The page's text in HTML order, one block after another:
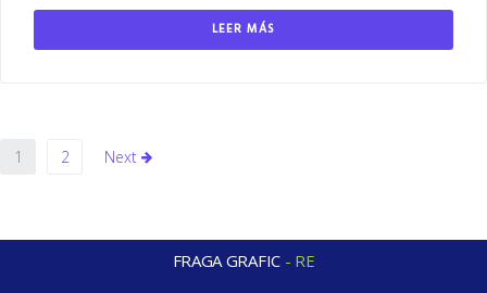
LEER MÁS
1 2 Next
FRAGA GRAFIC-REGAL